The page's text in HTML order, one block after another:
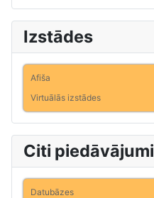
Izstādes
Afiša
Virtuālās izstādes
Citi piedāvājumi
Datubāzes